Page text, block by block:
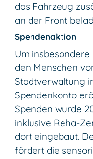
das Fahrzeug
an der Front
Spendenaktion
Um
den Menschen
Stadtverwaltung
Spendenkonto
Spenden wurde
inklusive Reha-
dort eingebaut.
fördert die